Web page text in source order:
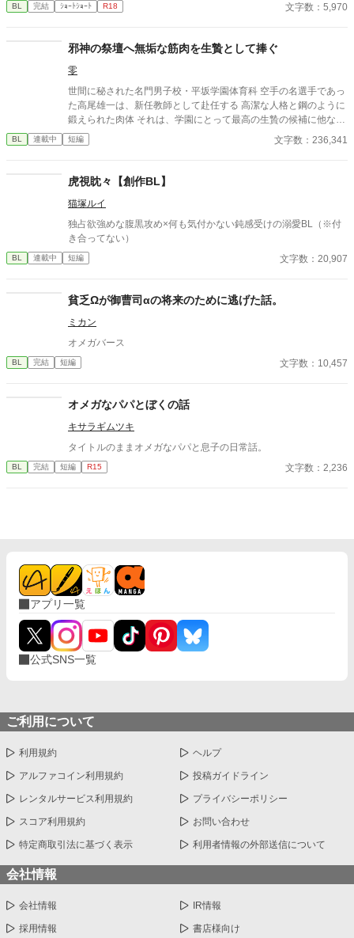
BL 完結 ｼｮｰﾄｼｮｰﾄ R18 文字数：5,970
邪神の祭壇へ無垢な筋肉を生贄として捧ぐ
零
世間に秘された名門男子校・平坂学園体育科 空手の名選手であっ
た高尾雄一は、新任教師として赴任する 高潔な人格と鋼のように
鍛えられた肉体 それは、学園にとって最高の生贄の候補に他なら
なかった 至高の筋肉を持つ、精神を削られ意志をなくした青年を
太古の神に捧げるため、“水”、“風”、“土”の信奉者達が暗躍する 意
校で繰り広げられるダークファンタジー
BL 連載中 短編 文字数：236,341
虎視眈々【創作BL】
猫塚ルイ
独占欲強めな腹黒攻め×何も気付かない鈍感受けの溺愛BL（※付
き合ってない）
BL 連載中 短編 文字数：20,907
貧乏Ωが御曹司αの将来のために逃げた話。
ミカン
オメガバース
BL 完結 短編 文字数：10,457
オメガなパパとぼくの話
キサラギムツキ
タイトルのままオメガなパパと息子の日常話。
BL 完結 短編 R15 文字数：2,236
アプリ一覧
公式SNS一覧
ご利用について
利用規約 ヘルプ
アルファコイン利用規約 投稿ガイドライン
レンタルサービス利用規約 プライバシーポリシー
スコア利用規約 お問い合わせ
特定商取引法に基づく表示 利用者情報の外部送信について
会社情報
会社情報 IR情報
採用情報 書店様向け